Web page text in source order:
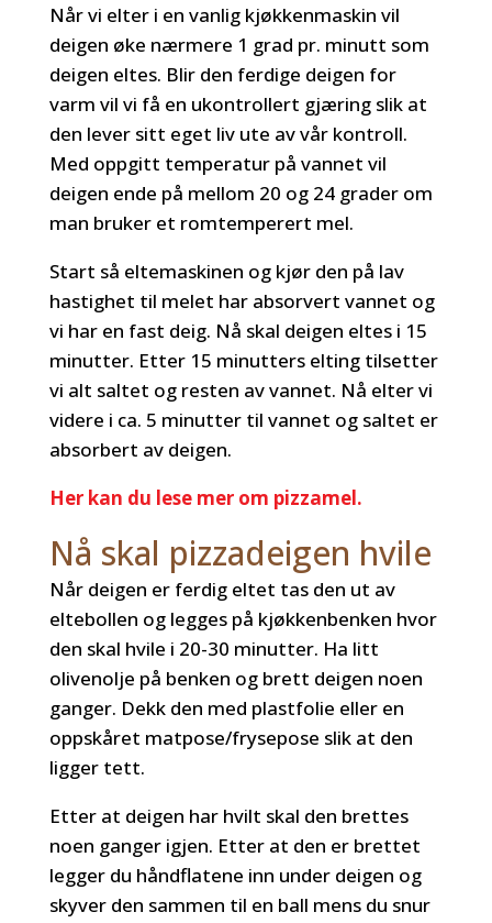
Når vi elter i en vanlig kjøkkenmaskin vil
deigen øke nærmere 1 grad pr. minutt som
deigen eltes. Blir den ferdige deigen for
varm vil vi få en ukontrollert gjæring slik at
den lever sitt eget liv ute av vår kontroll.
Med oppgitt temperatur på vannet vil
deigen ende på mellom 20 og 24 grader om
man bruker et romtemperert mel.
Start så eltemaskinen og kjør den på lav
hastighet til melet har absorvert vannet og
vi har en fast deig. Nå skal deigen eltes i 15
minutter. Etter 15 minutters elting tilsetter
vi alt saltet og resten av vannet. Nå elter vi
videre i ca. 5 minutter til vannet og saltet er
absorbert av deigen.
Her kan du lese mer om pizzamel.
Nå skal pizzadeigen hvile
Når deigen er ferdig eltet tas den ut av
eltebollen og legges på kjøkkenbenken hvor
den skal hvile i 20-30 minutter. Ha litt
olivenolje på benken og brett deigen noen
ganger. Dekk den med plastfolie eller en
oppskåret matpose/frysepose slik at den
ligger tett.
Etter at deigen har hvilt skal den brettes
noen ganger igjen. Etter at den er brettet
legger du håndflatene inn under deigen og
skyver den sammen til en ball mens du snur